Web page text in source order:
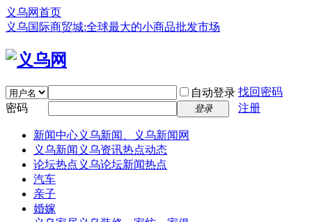
义乌网首页
义乌国际商贸城:全球最大的小商品批发市场
自动登录 找回密码
密码
登录 注册
新闻中心义乌新闻、义乌新闻网
义乌新闻 义乌资讯热点动态
论坛热点 义乌论坛新闻热点
汽车
亲子
婚嫁